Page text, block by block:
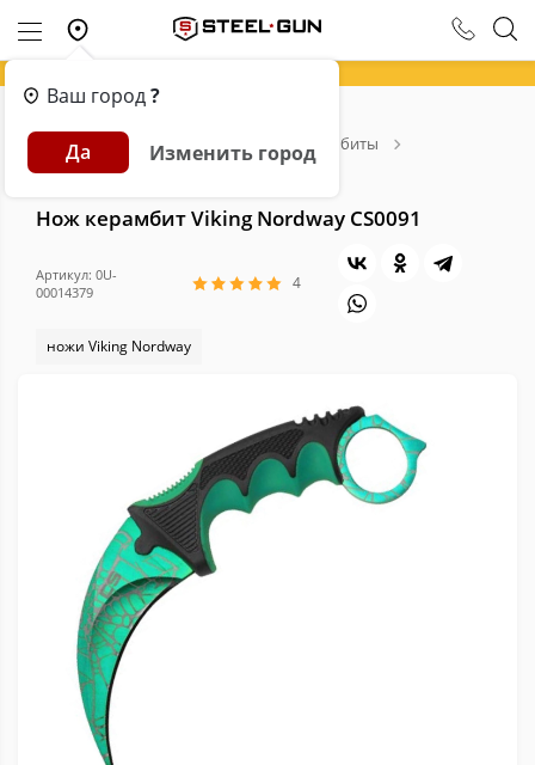
Ваш город?
Да Изменить город
Главная Каталог
Керамбиты
Нож керамбит Viking Nordway CS0091
Нож керамбит Viking Nordway CS0091
Артикул: 0U-
00014379
4
ножи Viking Nordway